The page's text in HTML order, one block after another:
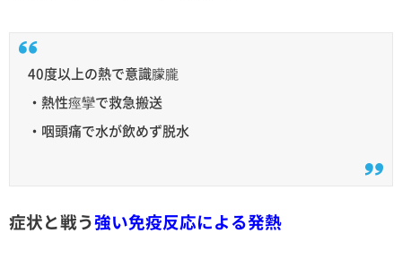
40度以上の熱で意識朦朧
・熱性痙攣で救急搬送
・咽頭痛で水が飲めず脱水
症状と戦う強い免疫反応による発熱